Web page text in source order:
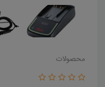
محصولات